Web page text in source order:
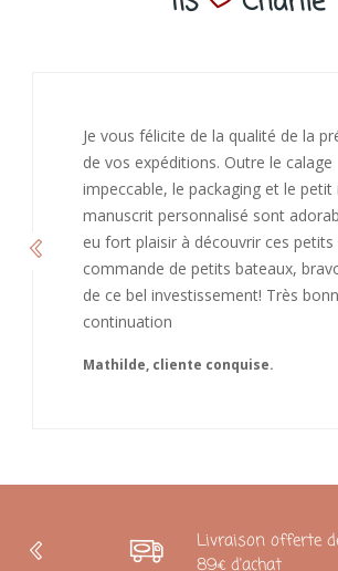
J’ai adoré ouvrir ce paquet votre
bienveillant et fait plaisir. Je ne
de recommandé chez vous. Bonne
continuation et merci à vous.
Caroline
Livraison offerte
89€ d'achat